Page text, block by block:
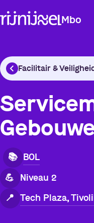
Mbo
Facilitair & Veiligheid
📚 BOL
💪 Niveau 2
📍 Tech Plaza,